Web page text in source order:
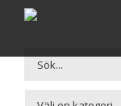
Fortsätt